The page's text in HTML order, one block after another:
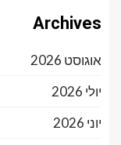
Archives
אוגוסט 2026
יולי 2026
יוני 2026